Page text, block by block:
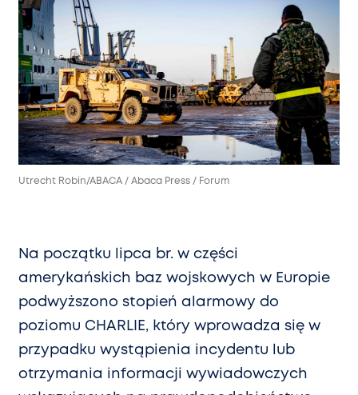
Utrecht Robin/ABACA / Abaca Press / Forum
Na początku lipca br. w części
amerykańskich baz wojskowych w Europie
podwyższono stopień alarmowy do
poziomu CHARLIE, który wprowadza się w
przypadku wystąpienia incydentu lub
otrzymania informacji wywiadowczych